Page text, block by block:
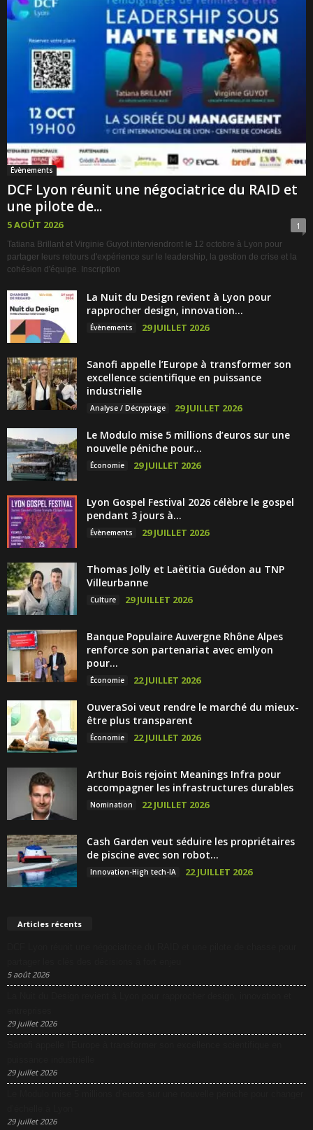
Évènements
DCF Lyon réunit une négociatrice du RAID et
une pilote de...
5 AOÛT 2026 1
Tatiana Brillant et Virginie Guyot interviendront le 12 octobre à Lyon pour
partager leurs retours d'expérience sur le leadership, la gestion de crise et la
cohésion d'équipe. Inscription
La Nuit du Design revient à Lyon pour
rapprocher design, innovation...
Évènements 29 JUILLET 2026
Sanofi appelle l’Europe à transformer son
excellence scientifique en puissance
industrielle
Analyse / Décryptage 29 JUILLET 2026
Le Modulo mise 5 millions d’euros sur une
nouvelle péniche pour...
Économie 29 JUILLET 2026
Lyon Gospel Festival 2026 célèbre le gospel
pendant 3 jours à...
Évènements 29 JUILLET 2026
Thomas Jolly et Laëtitia Guédon au TNP
Villeurbanne
Culture 29 JUILLET 2026
Banque Populaire Auvergne Rhône Alpes
renforce son partenariat avec emlyon
pour...
Économie 22 JUILLET 2026
OuveraSoi veut rendre le marché du mieux-
être plus transparent
Économie 22 JUILLET 2026
Arthur Bois rejoint Meanings Infra pour
accompagner les infrastructures durables
Nomination 22 JUILLET 2026
Cash Garden veut séduire les propriétaires
de piscine avec son robot...
Innovation-High tech-IA 22 JUILLET 2026
Articles récents
5 août 2026
29 juillet 2026
29 juillet 2026
29 juillet 2026